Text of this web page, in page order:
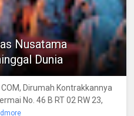
Nusatama
Dunia
COM, Dirumah Kontrakkannya
No. 46 B RT 02 RW 23,